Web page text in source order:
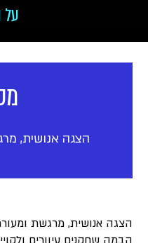
הצגה אנושית,
הצגה אנושית, מרגשת